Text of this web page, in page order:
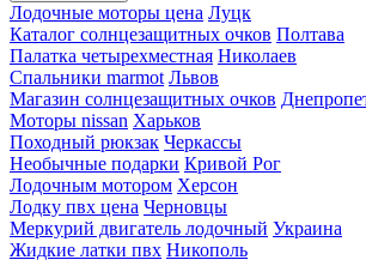
Лодочные моторы цена Луцк
Каталог солнцезащитных очков Полтава
Палатка четырехместная Николаев
Спальники marmot Львов
Магазин солнцезащитных очков
Моторы nissan Харьков
Походный рюкзак Черкассы
Необычные подарки Кривой Рог
Лодочным мотором Херсон
Лодку пвх цена Черновцы
Меркурий двигатель лодочный Украина
Жидкие латки пвх Никополь